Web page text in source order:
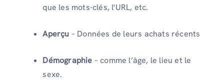
que les mots-clés, l'URL, etc.
Aperçu – Données de leurs achats récents
Démographie – comme l’âge, le lieu et le
sexe.